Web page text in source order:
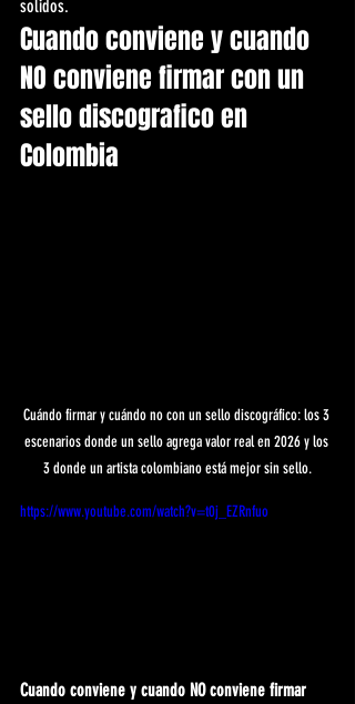
solidos.
Cuando conviene y cuando
NO conviene firmar con un
sello discografico en
Colombia
Cuándo firmar y cuándo no con un sello discográfico: los 3
escenarios donde un sello agrega valor real en 2026 y los
3 donde un artista colombiano está mejor sin sello.
https://www.youtube.com/watch?v=t0j_EZRnfuo
Cuando conviene y cuando NO conviene firmar